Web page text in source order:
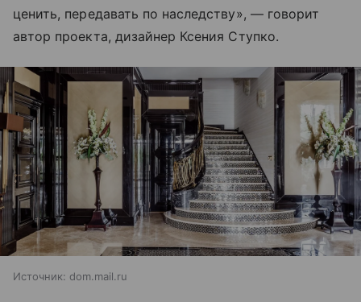
ценить, передавать по наследству», — говорит
автор проекта, дизайнер Ксения Ступко.
Источник: dom.mail.ru